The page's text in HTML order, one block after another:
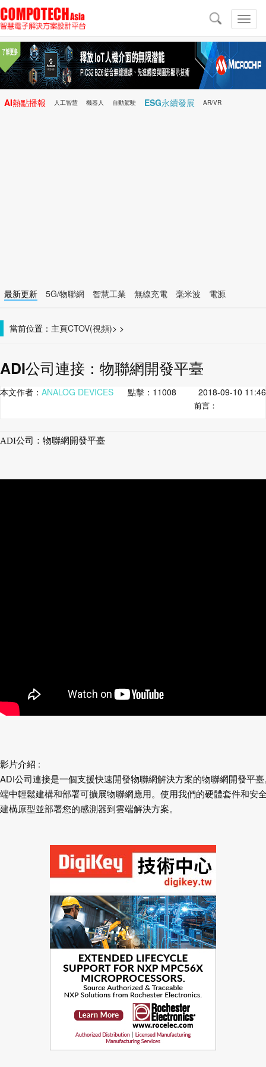
切
換
導
導
航
AI熱點播報 人工智慧 機器人 自動駕駛 ESG永續發展 AR/VR
最新更新 5G/物聯網 智慧工業 無線充電 毫米波
電源
當前位置： 主頁 >
CTOV(視頻) >
ADI公司連接：物聯網開發平臺
本文作者： ANALOG DEVICES 點擊： 11008 2018-09-10 11:46
前言：
ADI公司：物聯網開發平臺
影片介紹 :
ADI公司連接是一個支援快速開發物聯網解決方案的物聯網開發平
端中輕鬆建構和部署可擴展物聯網應用。使用我們的硬體套件和安
建構原型並部署您的感測器到雲端解決方案。